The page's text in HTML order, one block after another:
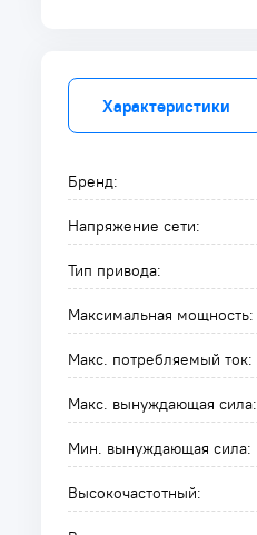
Характеристики
Бренд:
Напряжение сети:
Тип привода:
Максимальная мощность:
Макс. потребляемый ток:
Макс. вынуждающая сила:
Мин. вынуждающая сила:
Высокочастотный: